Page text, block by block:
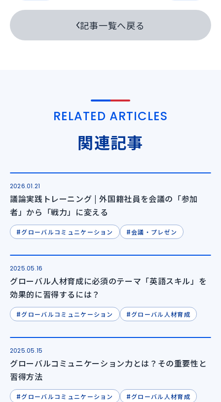
記事一覧へ戻る
RELATED ARTICLES
関連記事
2026.01.21
議論実践トレーニング | 外国籍社員を会議の「参加
者」から「戦力」に変える
#グローバルコミュニケーション #会議・プレゼン
2025.05.16
グローバル人材育成に必須のテーマ「英語スキル」を
効果的に習得するには？
#グローバルコミュニケーション #グローバル人材育成
2025.05.15
グローバルコミュニケーション力とは？その重要性と
習得方法
#グローバルコミュニケーション #グローバル人材育成